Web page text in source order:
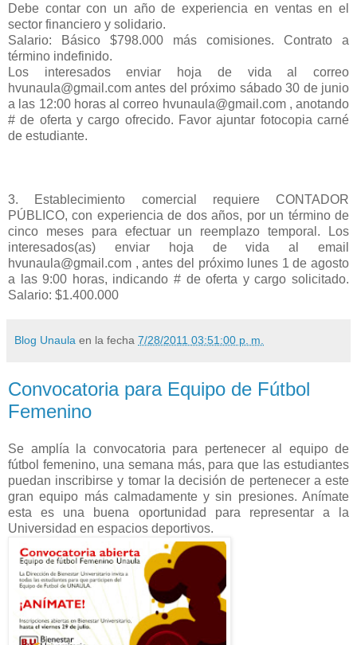
Debe contar con un año de experiencia en ventas en el
sector financiero y solidario.
Salario: Básico $798.000 más comisiones. Contrato a
término indefinido.
Los interesados enviar hoja de vida al correo
hvunaula@gmail.com antes del próximo sábado 30 de junio
a las 12:00 horas al correo hvunaula@gmail.com , anotando
# de oferta y cargo ofrecido. Favor ajuntar fotocopia carné
de estudiante.
3. Establecimiento comercial requiere CONTADOR
PÚBLICO, con experiencia de dos años, por un término de
cinco meses para efectuar un reemplazo temporal. Los
interesados(as) enviar hoja de vida al email
hvunaula@gmail.com , antes del próximo lunes 1 de agosto
a las 9:00 horas, indicando # de oferta y cargo solicitado.
Salario: $1.400.000
Blog Unaula en la fecha 7/28/2011 03:51:00 p. m.
Convocatoria para Equipo de Fútbol
Femenino
Se amplía la convocatoria para pertenecer al equipo de
fútbol femenino, una semana más, para que las estudiantes
puedan inscribirse y tomar la decisión de pertenecer a este
gran equipo más calmadamente y sin presiones. Anímate
esta es una buena oportunidad para representar a la
Universidad en espacios deportivos.